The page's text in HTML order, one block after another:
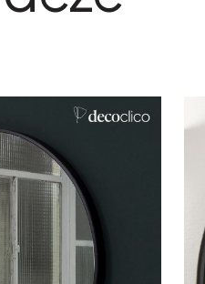
de spiegel